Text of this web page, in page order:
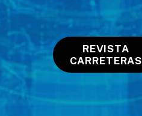
REVISTA
CARRETERAS